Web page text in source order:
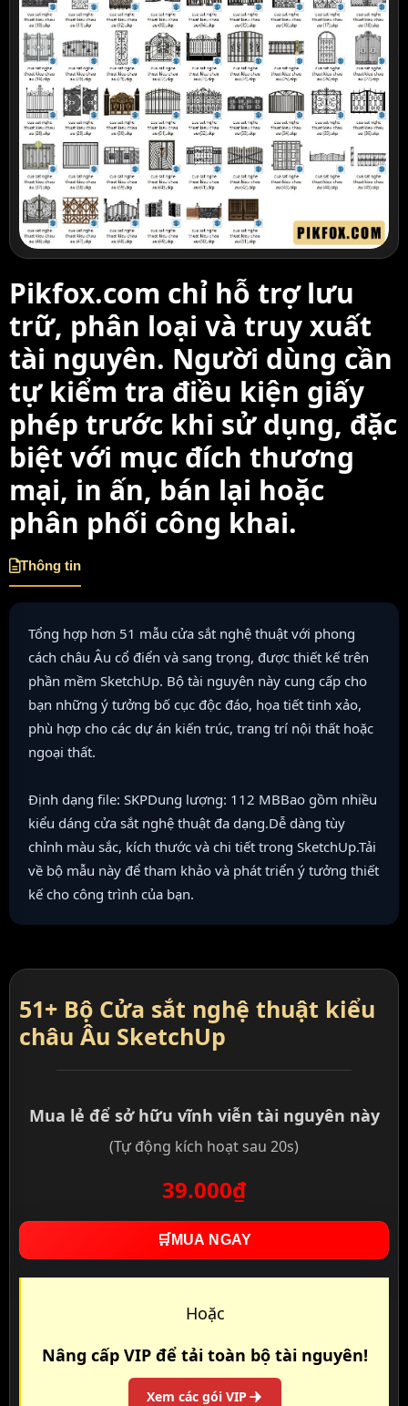
Pikfox.com chỉ hỗ trợ lưu
trữ, phân loại và truy xuất
tài nguyên. Người dùng cần
tự kiểm tra điều kiện giấy
phép trước khi sử dụng, đặc
biệt với mục đích thương
mại, in ấn, bán lại hoặc
phân phối công khai.
Thông tin
Tổng hợp hơn 51 mẫu cửa sắt nghệ thuật với phong
cách châu Âu cổ điển và sang trọng, được thiết kế trên
phần mềm SketchUp. Bộ tài nguyên này cung cấp cho
bạn những ý tưởng bố cục độc đáo, họa tiết tinh xảo,
phù hợp cho các dự án kiến trúc, trang trí nội thất hoặc
ngoại thất.
Định dạng file: SKPDung lượng: 112 MBBao gồm nhiều
kiểu dáng cửa sắt nghệ thuật đa dạng.Dễ dàng tùy
chỉnh màu sắc, kích thước và chi tiết trong SketchUp.Tải
về bộ mẫu này để tham khảo và phát triển ý tưởng thiết
kế cho công trình của bạn.
51+ Bộ Cửa sắt nghệ thuật kiểu
châu Âu SketchUp
Mua lẻ để sở hữu vĩnh viễn tài nguyên này
(Tự động kích hoạt sau 20s)
39.000₫
🛒 MUA NGAY
Hoặc
Nâng cấp VIP để tải toàn bộ tài nguyên!
Xem các gói VIP